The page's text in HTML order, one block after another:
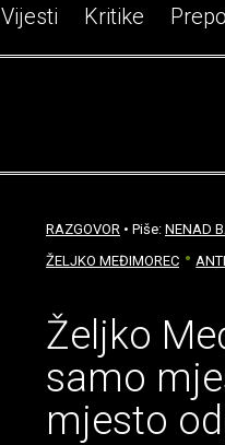
Vijesti Kritike
RAZGOVOR • Piše: NENAD
ŽELJKO MEĐIMOREC
Željko
samo
mjesto